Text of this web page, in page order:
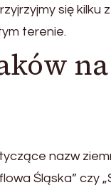
się kilku z
terenie.
na
nazw
Śląska” czy